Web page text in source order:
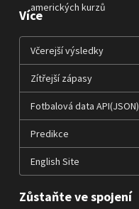
amerických kurzů
Více
Včerejší výsledky
Zítřejší zápasy
Fotbalová data API(JSON)
Predikce
English Site
Zůstaňte ve spojení